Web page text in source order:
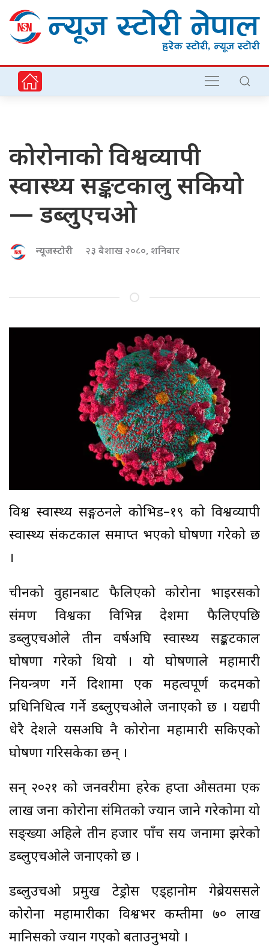
कोरोनाको विश्वव्यापी
स्वास्थ्य सङ्कटकालु सकियो
— डब्लुएचओ
न्यूजस्टोरी २३ बैशाख २०८०, शनिबार
विश्व स्वास्थ्य सङ्गठनले कोभिड–१९ को विश्वव्यापी
स्वास्थ्य संकटकाल समाप्त भएको घोषणा गरेको छ
।
चीनको वुहानबाट फैलिएको कोरोना भाइरसको
संक्रमण विश्वका विभिन्न देशमा फैलिएपछि
डब्लुएचओले तीन वर्षअघि स्वास्थ्य सङ्कटकाल
घोषणा गरेको थियो । यो घोषणाले महामारी
नियन्त्रण गर्ने दिशामा एक महत्वपूर्ण कदमको
प्रधिनिधित्व गर्ने डब्लुएचओले जनाएको छ । यद्यपी
धेरै देशले यसअघि नै कोरोना महामारी सकिएको
घोषणा गरिसकेका छन् ।
सन् २०२१ को जनवरीमा हरेक हप्ता औसतमा एक
लाख जना कोरोना संक्रमितको ज्यान जाने गरेकोमा यो
सङ्ख्या अहिले तीन हजार पाँच सय जनामा झरेको
डब्लुएचओले जनाएको छ ।
डब्लुउचओ प्रमुख टेड्रोस एड्हानोम गेब्रेयससले
कोरोना महामारीका विश्वभर कम्तीमा ७० लाख
मानिसको ज्यान गएको बताउनुभयो ।